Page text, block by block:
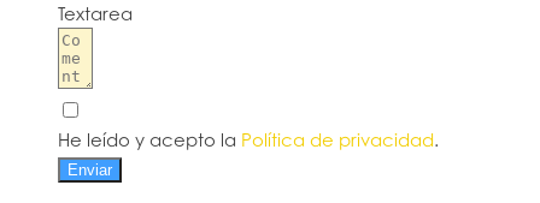
Textarea
He leído y acepto la Política de privacidad.
Enviar